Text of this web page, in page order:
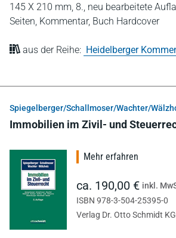
145 X 210 mm, 8., neu bearbeitete
Seiten, Kommentar, Buch Hardcover
aus der Reihe: Heidelberger
Spiegelberger/Schallmoser/Wachter/
Immobilien im Zivil- und
Mehr erfahren
ca. 190,00 € inkl.
ISBN 978-3-504-25395-0
Verlag Dr. Otto Schmidt KG